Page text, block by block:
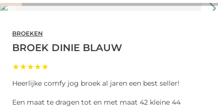
BROEKEN
BROEK DINIE BLAUW
★★★★★
Heerlijke comfy jog broek al jaren een best seller!
Een maat te dragen tot en met maat 42 kleine 44